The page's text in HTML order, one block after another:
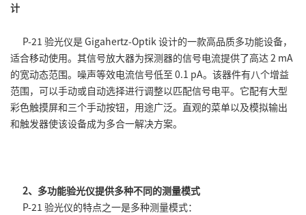
计
P-21 验光仪是 Gigahertz-Optik 设计的一款高品质多功能设备，
适合移动使用。其信号放大器为探测器的信号电流提供了高达 2 mA
的宽动态范围。噪声等效电流信号低至 0.1 pA。该器件有八个增益
范围，可以手动或自动选择进行调整以匹配信号电平。它配有大型
彩色触摸屏和三个手动按钮，用途广泛。直观的菜单以及模拟输出
和触发器使该设备成为多合一解决方案。
2、多功能验光仪提供多种不同的测量模式
P-21 验光仪的特点之一是多种测量模式：